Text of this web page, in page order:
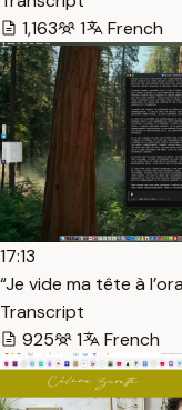
1,163
1 French
17:13
“Je vide ma tête à
Transcript
925
1 French